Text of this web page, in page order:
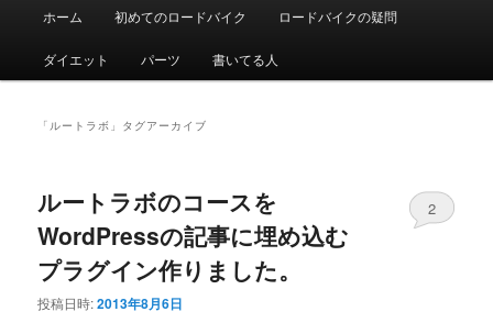
メ
ホーム 初めてのロードバイク ロードバイクの疑問
ダイエット パーツ 書いてる人
「 ルートラボ 」タグアーカイブ
ルートラボのコースを
WordPressの記事に埋め込む
プラグイン作りました。
投稿日時:2013年8月6日
2